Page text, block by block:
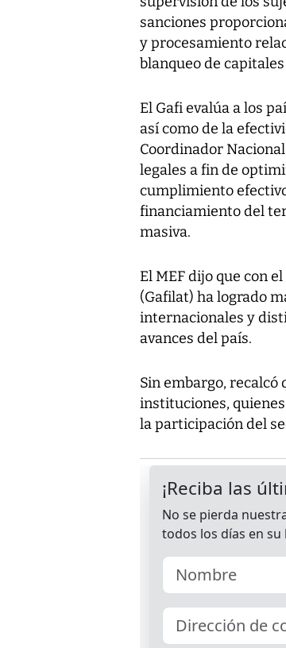
sanciones
y procesamiento
blanqueo de
El Gafi evalúa a los
así como de la
Coordinador
legales a fin de
cumplimiento
financiamiento del
masiva.
El MEF dijo que con
(Gafilat) ha logrado
internacionales y
avances del país.
Sin embargo,
instituciones,
la participación del